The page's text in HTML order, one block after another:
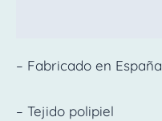
– Fabricado en España
– Tejido polipiel